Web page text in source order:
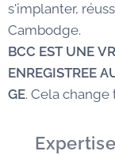
s'implanter,
Cambodge.
BCC EST UNE
ENREGISTREE
GE. Cela change